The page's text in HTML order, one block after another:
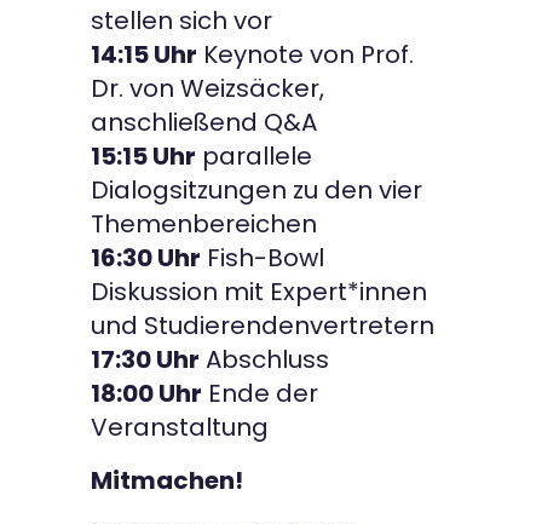
stellen sich vor
14:15 Uhr Keynote von Prof.
Dr. von Weizsäcker,
anschließend Q&A
15:15 Uhr parallele
Dialogsitzungen zu den vier
Themenbereichen
16:30 Uhr Fish-Bowl
Diskussion mit Expert*innen
und Studierendenvertretern
17:30 Uhr Abschluss
18:00 Uhr Ende der
Veranstaltung
Mitmachen!